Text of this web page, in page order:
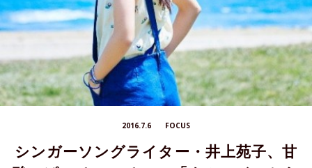
2016.7.6 FOCUS
シンガーソングライター・井上苑子、甘